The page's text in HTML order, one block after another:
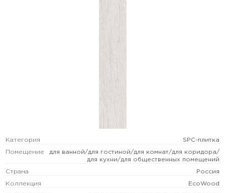
Категория SPC-плитка
Помещение
для ванной/для гостиной/для комнат/для коридора/
для кухни/для общественных помещений
Страна Россия
Коллекция EcoWood